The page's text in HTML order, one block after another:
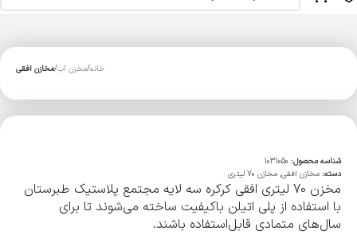
خانه مخزن آب مخازن افقی
شناسه محصول: 1031050
دسته: مخازن افقی, مخازن 70 لیتری
مخزن 70 لیتری افقی کرکره سه لایه مجتمع پلاستیک طبرستان
با استفاده از پلی اتیلن باکیفیت ساخته می‌شوند تا برای
سال‌های متمادی قابل‌استفاده باشند.